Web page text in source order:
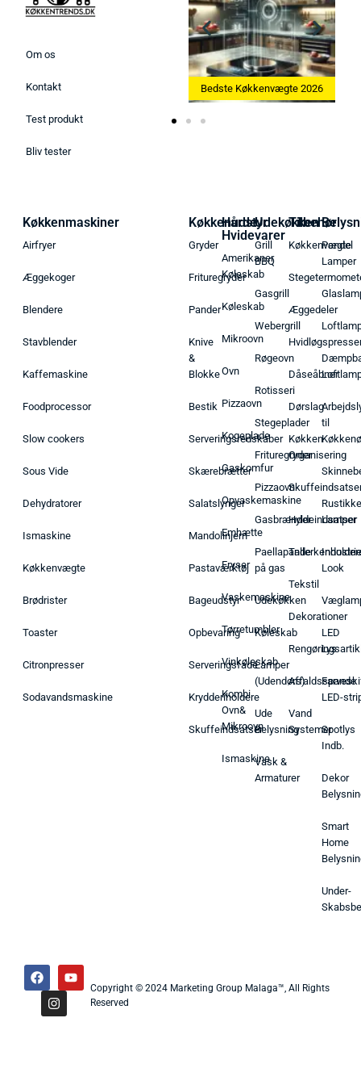
Om os
Kontakt
Test produkt
Bliv tester
Bedste Ismaskine 2026 Bedste Køkkenvægte 2026
Køkkenmaskiner
Airfryer
Æggekoger
Blendere
Stavblender
Kaffemaskine
Foodprocessor
Slow cookers
Sous Vide
Dehydratorer
Ismaskine
Køkkenvægte
Brødrister
Toaster
Citronpresser
Sodavandsmaskine
Køkkenudstyr
Gryder
Frituregryder
Pander
Knive
&
Blokke
Bestik
Serveringsredskaber
Skærebrætter
Salatslynger
Mandolinjern
Pastaværktøj
Bageudstyr
Opbevaring
Serveringsfade
Krydderiholdere
Skuffeindsatser
Hårde
Hvidevarer
Amerikaner
Køleskab
Køleskab
Mikroovn
Ovn
Pizzaovn
Kogeplade
Gaskomfur
Opvaskemaskine
Emhætte
Fryser
Vaskemaskine
Tørretumbler
Vinkøleskab
Kombi
Ovn&
Mikroovn
Ismaskine
Udekøkken
Grill
BBQ
Gasgrill
Webergrill
Røgeovn
Rotisseri
Stegeplader
Frituregryder
Pizzaovn
Gasbrænder
Paellapande
på gas
Udekøkken
Køleskab
Lamper
(Udendørs)
Ude
Belysning
Vask &
Armaturer
Tilbehør
Køkkenvægte
Æggedeler
Dåseåbner
Dørslag
Køkken
Organisering
Hyldeindsatser
Tekstil
Dekorationer
Affaldsspande
Vand
Systemer
Pendel
Lamper
til
Rustikke
Lamper
Look
LED
Lys
LED-
Spotlys
Indb.
Dekor
Smart
Home
Under-
Copyright © 2024 Marketing Group Malaga™, All Rights
Reserved